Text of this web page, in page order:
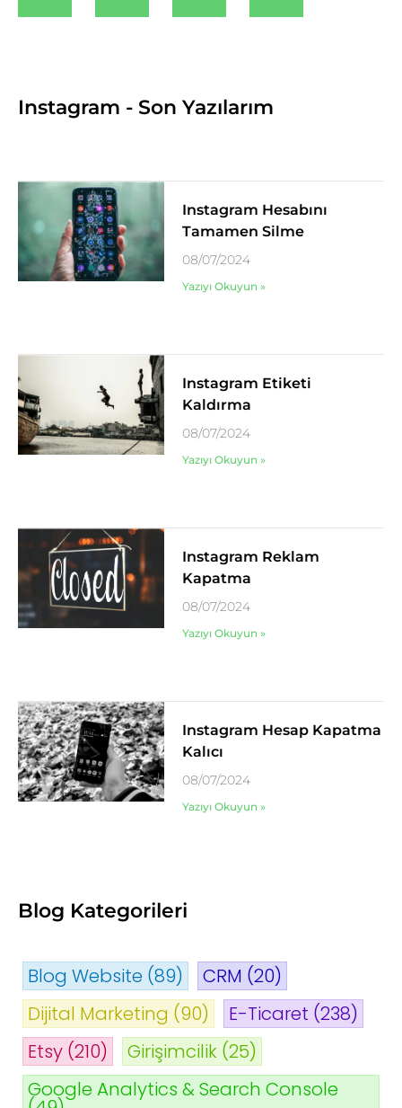
Instagram - Son Yazılarım
Instagram Hesabını
Tamamen Silme
08/07/2024
Yazıyı Okuyun »
Instagram Etiketi
Kaldırma
08/07/2024
Yazıyı Okuyun »
Instagram Reklam
Kapatma
08/07/2024
Yazıyı Okuyun »
Instagram Hesap Kapatma
Kalıcı
08/07/2024
Yazıyı Okuyun »
Blog Kategorileri
Blog Website (89) CRM (20)
Dijital Marketing (90) E-Ticaret (238)
Etsy (210) Girişimcilik (25)
Google Analytics & Search Console